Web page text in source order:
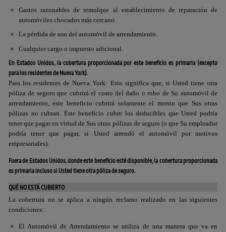
Gastos razonables de remolque al establecimiento de reparación de
automóviles chocados más cercano.
La pérdida de uso del automóvil de arrendamiento.
Cualquier cargo o impuesto adicional.
En Estados Unidos, la cobertura proporcionada por este beneficioes primaria (excepto
para los residentes de Nueva York).
Para los residentes de Nueva York: Esto significa que, si Usted tiene otra
póliza de seguro que cubrirá el costo del daño o robo de Su automóvil de
arrendamiento, este beneficio cubrirá solamente el monto que Sus otras
pólizas no cubran. Este beneficio cubre los deducibles que Usted podría
tener que pagar en virtud de Sus otras pólizas de seguro (o que Su empleador
podría tener que pagar, si Usted arrendó el automóvil por motivos
empresariales).
Fuera de Estados Unidos, donde este beneficio esté disponible, la cobertura proporcionada
es primaria incluso si Usted tiene otra póliza de seguro.
QUÉ NO ESTÁ CUBIERTO
La cobertura no se aplica a ningún reclamo realizado en las siguientes
condiciones:
El Automóvil de Arrendamiento se utiliza de una manera que va en